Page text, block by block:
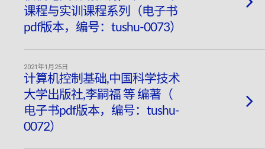
课程与实训课程系列（电子书
pdf版本，编号：tushu-0073）
2021年1月25日
计算机控制基础,中国科学技术
大学出版社,李嗣福 等 编著（
电子书pdf版本，编号：tushu-
0072）